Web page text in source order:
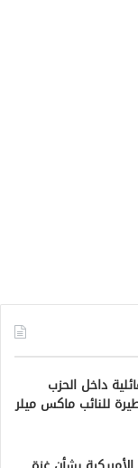
داخل الحزب
للنائب ماكس ميلر